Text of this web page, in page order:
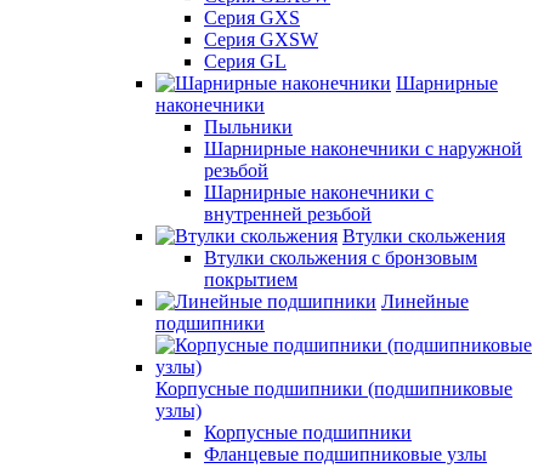
Серия GXS
Серия GXSW
Серия GL
Шарнирные
наконечники
Пыльники
Шарнирные наконечники с наружной
резьбой
Шарнирные наконечники с
внутренней резьбой
Втулки скольжения
Втулки скольжения с бронзовым
покрытием
Линейные
подшипники
Корпусные подшипники (подшипниковые
узлы)
Корпусные подшипники
Фланцевые подшипниковые узлы